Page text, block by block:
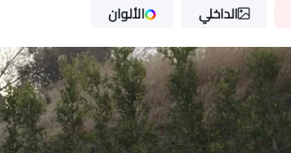
الداخلي الألوان